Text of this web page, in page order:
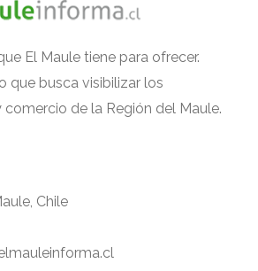
El Maule tiene para ofrecer.
que busca visibilizar los
de la Región del Maule.
Chile